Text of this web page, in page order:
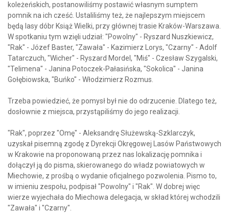
koleżeńskich, postanowiliśmy postawić własnym sumptem
pomnik na ich cześć. Ustaliliśmy też, że najlepszym miejscem
będą lasy dóbr Książ Wielki, przy głównej trasie Kraków-Warszawa.
W spotkaniu tym wzięli udział: "Powolny" - Ryszard Nuszkiewicz,
"Rak" - Józef Baster, "Zawała" - Kazimierz Lorys, "Czarny" - Adolf
Tatarczuch, "Wicher" - Ryszard Mordel, "Miś" - Czesław Szygalski,
"Telimena" - Janina Potoczek-Pałasińska, "Sokolica" - Janina
Gołębiowska, "Buńko" - Włodzimierz Rozmus.
Trzeba powiedzieć, że pomysł był nie do odrzucenie. Dlatego też,
dosłownie z miejsca, przystąpiliśmy do jego realizacji.
"Rak", poprzez "Omę" - Aleksandrę Służewską-Szklarczyk,
uzyskał pisemną zgodę z Dyrekcji Okręgowej Lasów Państwowych
w Krakowie na proponowaną przez nas lokalizację pomnika i
dołączył ją do pisma, skierowanego do władz powiatowych w
Miechowie, z prośbą o wydanie oficjalnego pozwolenia. Pismo to,
w imieniu zespołu, podpisał "Powolny" i "Rak". W dobrej więc
wierze wyjechała do Miechowa delegacja, w skład której wchodzili
"Zawała" i "Czarny".